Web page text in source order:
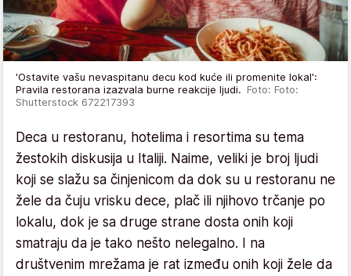
'Ostavite vašu nevaspitanu decu kod kuće ili promenite lokal':
Pravila restorana izazvala burne reakcije ljudi. Foto: Foto:
Shutterstock 672217393
Deca u restoranu, hotelima i resortima su tema
žestokih diskusija u Italiji. Naime, veliki je broj ljudi
koji se slažu sa činjenicom da dok su u restoranu ne
žele da čuju vrisku dece, plač ili njihovo trčanje po
lokalu, dok je sa druge strane dosta onih koji
smatraju da je tako nešto nelegalno. I na
društvenim mrežama je rat između onih koji žele da